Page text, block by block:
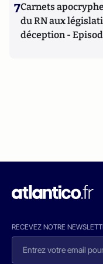
7Carnets
du RN aux
déception -
RECEVEZ NOTRE